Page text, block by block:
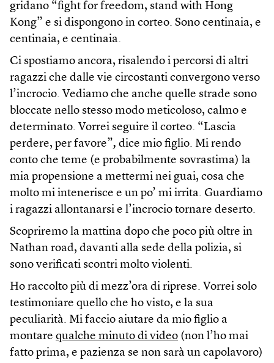
gridano “fight for freedom, stand with Hong
Kong” e si dispongono in corteo. Sono centinaia, e
centinaia, e centinaia.
Ci spostiamo ancora, risalendo i percorsi di altri
ragazzi che dalle vie circostanti convergono verso
l’incrocio. Vediamo che anche quelle strade sono
bloccate nello stesso modo meticoloso, calmo e
determinato. Vorrei seguire il corteo. “Lascia
perdere, per favore”, dice mio figlio. Mi rendo
conto che teme (e probabilmente sovrastima) la
mia propensione a mettermi nei guai, cosa che
molto mi intenerisce e un po’ mi irrita. Guardiamo
i ragazzi allontanarsi e l’incrocio tornare deserto.
Scopriremo la mattina dopo che poco più oltre in
Nathan road, davanti alla sede della polizia, si
sono verificati scontri molto violenti.
Ho raccolto più di mezz’ora di riprese. Vorrei solo
testimoniare quello che ho visto, e la sua
peculiarità. Mi faccio aiutare da mio figlio a
montare qualche minuto di video (non l’ho mai
fatto prima, e pazienza se non sarà un capolavoro)